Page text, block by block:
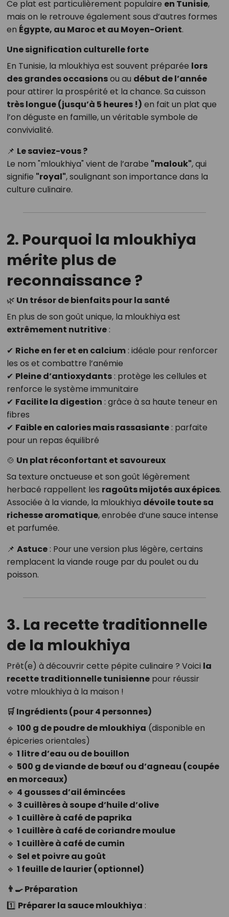
Ce plat est particulièrement populaire en Tunisie,
mais on le retrouve également sous d’autres formes
en Égypte, au Maroc et au Moyen-Orient.
Une signification culturelle forte
En Tunisie, la mloukhiya est souvent préparée lors
des grandes occasionsou au début de l’année
pour attirer la prospérité et la chance. Sa cuisson
très longue (jusqu’à 5 heures !) en fait un plat que
l’on déguste en famille, un véritable symbole de
convivialité.
📌 Le saviez-vous ?
Le nom "mloukhiya" vient de l’arabe "malouk", qui
signifie "royal", soulignant son importance dans la
culture culinaire.
2. Pourquoi la mloukhiya
mérite plus de
reconnaissance ?
🌿 Un trésor de bienfaits pour la santé
En plus de son goût unique, la mloukhiya est
extrêmement nutritive:
✔ Riche en fer et en calcium: idéale pour renforcer
les os et combattre l’anémie
✔ Pleine d’antioxydants: protège les cellules et
renforce le système immunitaire
✔ Facilite la digestion : grâce à sa haute teneur en
fibres
✔ Faible en calories mais rassasiante: parfaite
pour un repas équilibré
🍲 Un plat réconfortant et savoureux
Sa texture onctueuse et son goût légèrement
herbacé rappellent les ragoûts mijotés aux épices.
Associée à la viande, la mloukhiya dévoile toute sa
richesse aromatique, enrobée d’une sauce intense
et parfumée.
📌 Astuce: Pour une version plus légère, certains
remplacent la viande rouge par du poulet ou du
poisson.
3. La recette traditionnelle
de la mloukhiya
Prêt(e) à découvrir cette pépite culinaire ? Voici la
recette traditionnelle tunisiennepour réussir
votre mloukhiya à la maison !
🛒 Ingrédients (pour 4 personnes)
🔹 100 g de poudre de mloukhiya (disponible en
épiceries orientales)
🔹 1 litre d’eau ou de bouillon
🔹 500 g de viande de bœuf ou d’agneau (coupée
en morceaux)
🔹 4 gousses d’ail émincées
🔹 3 cuillères à soupe d’huile d’olive
🔹 1 cuillère à café de paprika
🔹 1 cuillère à café de coriandre moulue
🔹 1 cuillère à café de cumin
🔹 Sel et poivre au goût
🔹 1 feuille de laurier (optionnel)
👨‍🍳 Préparation
1️⃣ Préparer la sauce mloukhiya :